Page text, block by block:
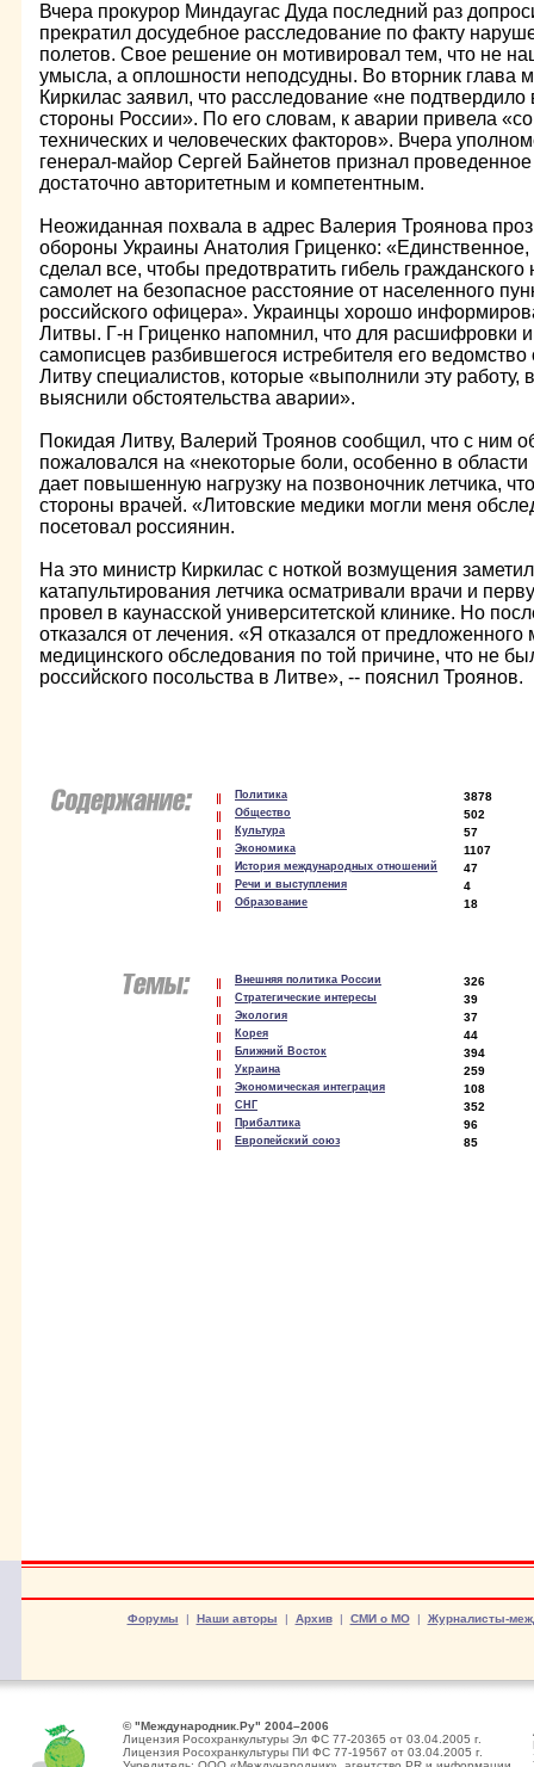
Вчера прокурор Миндаугас Дуда последний раз
прекратил досудебное расследование по факту
полетов. Свое решение он мотивировал тем, что не
умысла, а оплошности неподсудны. Во вторник глава
Киркилас заявил, что расследование «не
стороны России». По его словам, к аварии привела
технических и человеческих факторов». Вчера
генерал-майор Сергей Байнетов признал
достаточно авторитетным и компетентным.
Неожиданная похвала в адрес Валерия Троянова
обороны Украины Анатолия Гриценко: «Единственное,
сделал все, чтобы предотвратить гибель гражданского
самолет на безопасное расстояние от населенного
российского офицера». Украинцы хорошо
Литвы. Г-н Гриценко напомнил, что для расшифровки
самописцев разбившегося истребителя его
Литву специалистов, которые «выполнили эту работу,
выяснили обстоятельства аварии».
Покидая Литву, Валерий Троянов сообщил, что с ним
пожаловался на «некоторые боли, особенно в
дает повышенную нагрузку на позвоночник летчика,
стороны врачей. «Литовские медики могли меня
посетовал россиянин.
На это министр Киркилас с ноткой возмущения
катапультирования летчика осматривали врачи и
провел в каунасской университетской клинике. Но
отказался от лечения. «Я отказался от предложенного
медицинского обследования по той причине, что не
российского посольства в Литве», -- пояснил Троянов.
Политика 3878
Общество 502
Культура 57
Экономика 1107
История международных отношений 47
Речи и выступления 4
Образование 18
Внешняя политика России 326
Стратегические интересы 39
Экология 37
Корея 44
Ближний Восток 394
Украина 259
Экономическая интеграция 108
СНГ 352
Прибалтика 96
Европейский союз 85
Форумы | Наши авторы | Архив| СМИ о МО| Журналисты-
© "Международник.Ру" 2004–2006
Лицензия Росохранкультуры Эл ФС 77-20365 от 03.04.2005 г.
Лицензия Росохранкультуры ПИ ФС 77-19567 от 03.04.2005 г.